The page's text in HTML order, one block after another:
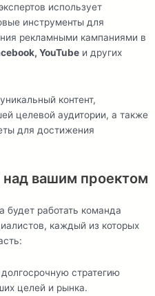
использует
инструменты для
рекламными кампаниями в
YouTube и других
контент,
целевой аудитории, а также
для достижения
вашим проектом
будет работать команда
каждый из которых
стратегию
целей и рынка.